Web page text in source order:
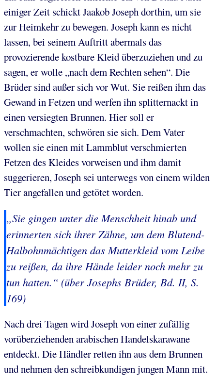
einiger Zeit schickt Jaakob Joseph dorthin, um sie
zur Heimkehr zu bewegen. Joseph kann es nicht
lassen, bei seinem Auftritt abermals das
provozierende kostbare Kleid überzuziehen und zu
sagen, er wolle „nach dem Rechten sehen“. Die
Brüder sind außer sich vor Wut. Sie reißen ihm das
Gewand in Fetzen und werfen ihn splitternackt in
einen versiegten Brunnen. Hier soll er
verschmachten, schwören sie sich. Dem Vater
wollen sie einen mit Lammblut verschmierten
Fetzen des Kleides vorweisen und ihm damit
suggerieren, Joseph sei unterwegs von einem wilden
Tier angefallen und getötet worden.
„Sie gingen unter die Menschheit hinab und
erinnerten sich ihrer Zähne, um dem Blutend-
Halbohnmächtigen das Mutterkleid vom Leibe
zu reißen, da ihre Hände leider noch mehr zu
tun hatten.“ (über Josephs Brüder, Bd. II, S.
169)
Nach drei Tagen wird Joseph von einer zufällig
vorüberziehenden arabischen Handelskarawane
entdeckt. Die Händler retten ihn aus dem Brunnen
und nehmen den schreibkundigen jungen Mann mit.